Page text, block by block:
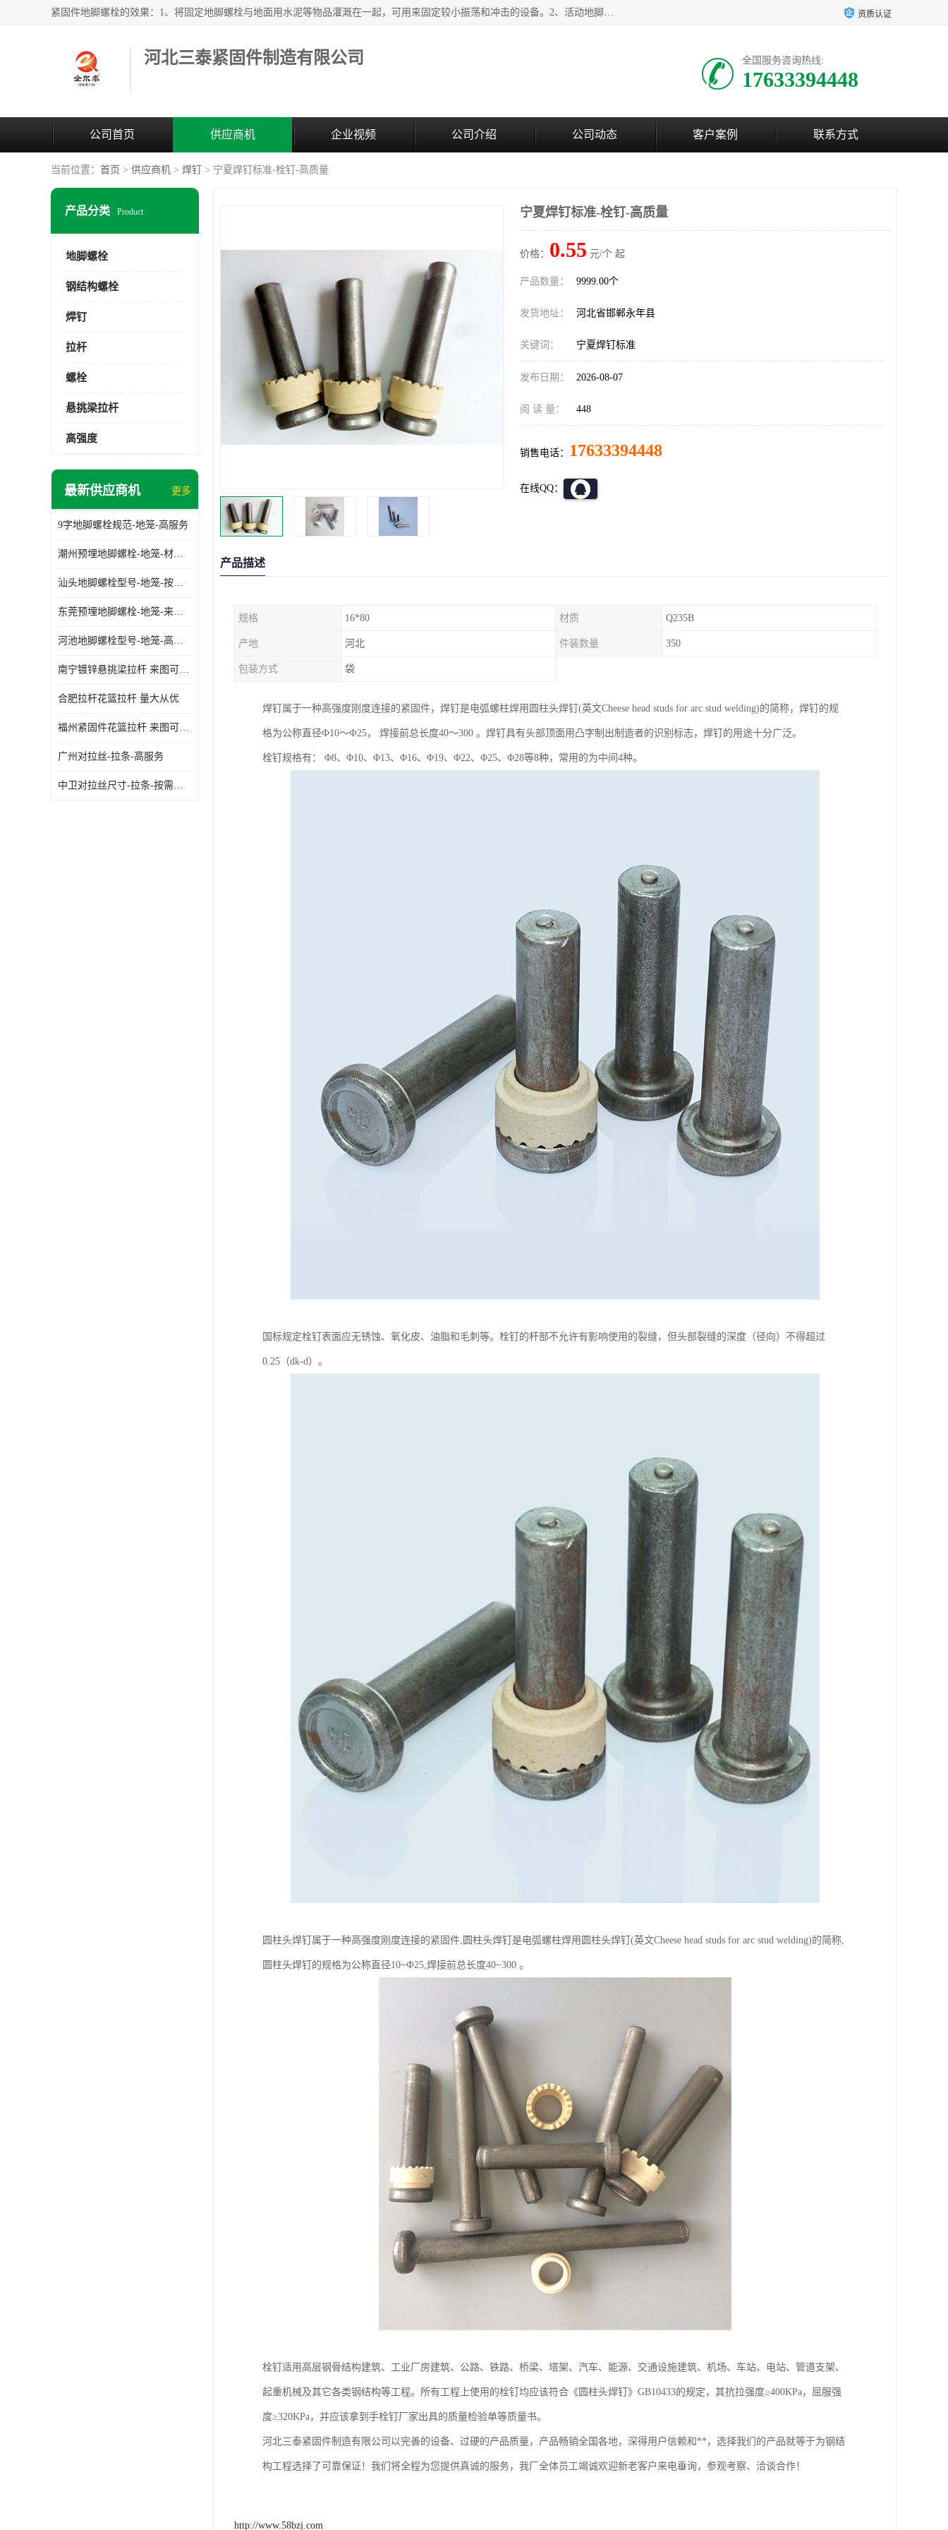
紧固件地脚螺栓的效果：1、将固定地脚螺栓与地面用水泥等物品灌溉在一起，可用来固定较小振荡和冲击的设备。2、活动地脚是一种可拆卸的地脚螺栓，可以固定有激烈振荡和冲击的大型机器设备。3、胀锚地脚螺栓用于固定比较简略且重量轻的设备，辅佐设备长期处于静止状态下。4、粘接地脚螺栓为一种使用广泛且常见的设备，它也是用来固定简略设备的小件。 资质认证
河北三泰紧固件制造有限公司 全国服务咨询热线:
17633394448
公司首页 供应商机 企业视频 公司介绍 公司动态 客户案例 联系方式
当前位置： 首页 > 供应商机 > 焊钉 > 宁夏焊钉标准-栓钉-高质量
产品分类 Product
地脚螺栓
钢结构螺栓
焊钉
拉杆
螺栓
悬挑梁拉杆
高强度
最新供应商机 更多
9字地脚螺栓规范-地笼-高服务
潮州预埋地脚螺栓-地笼-材质齐全
汕头地脚螺栓型号-地笼-按需定制
东莞预埋地脚螺栓-地笼-来图可定制
河池地脚螺栓型号-地笼-高质量
南宁镀锌悬挑梁拉杆 来图可定制
合肥拉杆花篮拉杆 量大从优
福州紧固件花篮拉杆 来图可定制
广州对拉丝-拉条-高服务
中卫对拉丝尺寸-拉条-按需定制
宁夏焊钉标准-栓钉-高质量
价格： 0.55 元/个 起
产品数量： 9999.00个
发货地址： 河北省邯郸永年县
关键词： 宁夏焊钉标准
发布日期： 2026-08-07
阅 读 量： 448
销售电话： 17633394448
在线QQ：
产品描述
规格 16*80 材质 Q235B
产地 河北 件装数量 350
包装方式 袋
焊钉属于一种高强度刚度连接的紧固件，焊钉是电弧螺柱焊用圆柱头焊钉(英文Cheese head studs for arc stud welding)的简称，焊钉的规
格为公称直径Ф10～Ф25， 焊接前总长度40～300 。焊钉具有头部顶面用凸字制出制造者的识别标志，焊钉的用途十分广泛。
栓钉规格有： Φ8、Φ10、Φ13、Φ16、Φ19、Φ22、Φ25、Φ28等8种，常用的为中间4种。
国标规定栓钉表面应无锈蚀、氧化皮、油脂和毛刺等。栓钉的杆部不允许有影响使用的裂缝，但头部裂缝的深度（径向）不得超过
0.25（dk-d）。
圆柱头焊钉属于一种高强度刚度连接的紧固件,圆柱头焊钉是电弧螺柱焊用圆柱头焊钉(英文Cheese head studs for arc stud welding)的简称,
圆柱头焊钉的规格为公称直径10~Ф25,焊接前总长度40~300 。
栓钉适用高层钢骨结构建筑、工业厂房建筑、公路、铁路、桥梁、塔架、汽车、能源、交通设施建筑、机场、车站、电站、管道支架、
起重机械及其它各类钢结构等工程。所有工程上使用的栓钉均应该符合《圆柱头焊钉》GB10433的规定，其抗拉强度≥400KPa，屈服强
度≥320KPa，并应该拿到手栓钉厂家出具的质量检验单等质量书。
河北三泰紧固件制造有限公司以完善的设备、过硬的产品质量，产品畅销全国各地，深得用户信赖和**，选择我们的产品就等于为钢结
构工程选择了可靠保证！我们将全程为您提供真诚的服务，我厂全体员工竭诚欢迎新老客户来电垂询，参观考察、洽谈合作！
http://www.58bzj.com